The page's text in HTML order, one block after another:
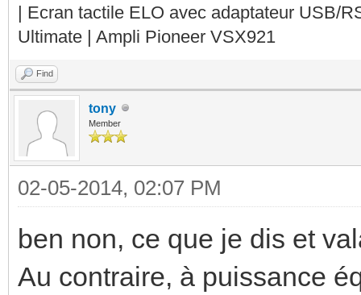
| Ecran tactile ELO avec adaptateur USB/
Ultimate | Ampli Pioneer VSX921
Find
tony
Member
02-05-2014, 02:07 PM
ben non, ce que je dis et
Au contraire, à puissance